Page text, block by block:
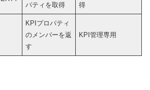
パティを取得
得
KPIプロパティ
のメンバーを返
す
KPI管理専用